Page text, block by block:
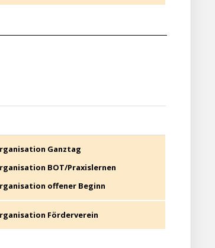
Ganztag
BOT/Praxislernen
offener Beginn
Förderverein